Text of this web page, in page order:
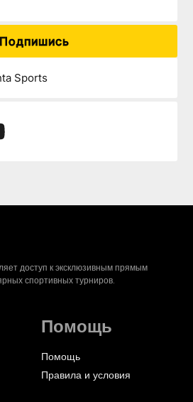
Подпишись
Sports
доступ к эксклюзивным прямым
спортивных турниров.
Помощь
Помощь
Правила и условия